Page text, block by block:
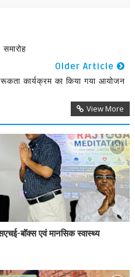
Older Article
कार्यक्रम का किया गया आयोजन
View More
बॉक्स एवं मानसिक स्वास्थ्य